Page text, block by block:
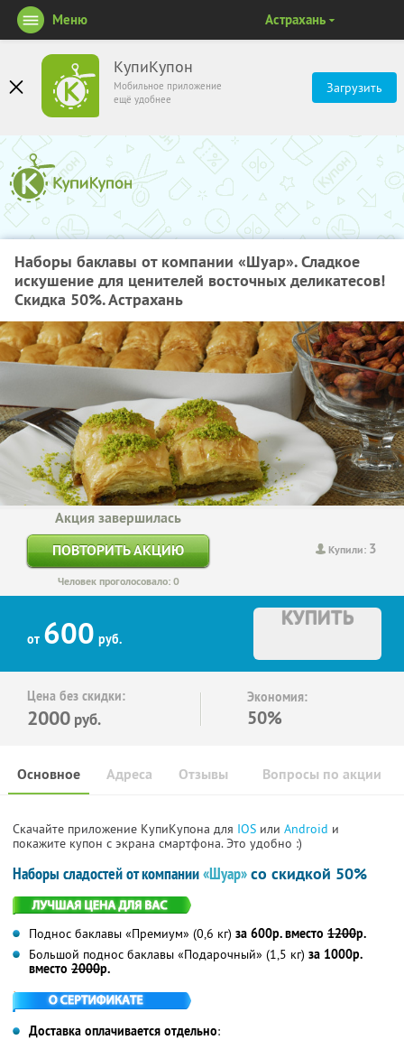
КупиКупон
Мобильное приложение
ещё удобнее
Загрузить
Меню Астрахань
Наборы баклавы от компании «Шуар». Сладкое
искушение для ценителей восточных деликатесов!
Скидка 50%. Астрахань
Купили: 3
Акция завершилась
ПОВТОРИТЬ АКЦИЮ
Человек проголосовало: 0
от 600 руб.
КУПИТЬ
Цена без скидки:
2000 руб.
Экономия:
50%
Основное Отзывы Вопросы по акции
Адреса
Скачайте приложение КупиКупона для IOS или Android и
покажите купон с экрана смартфона. Это удобно :)
Наборы сладостей от компании«Шуар»со скидкой 50%
Поднос баклавы «Премиум» (0,6 кг) за 600р. вместо 1200р.
Большой поднос баклавы «Подарочный» (1,5 кг) за 1000р.
вместо 2000р.
Доставка оплачивается отдельно: